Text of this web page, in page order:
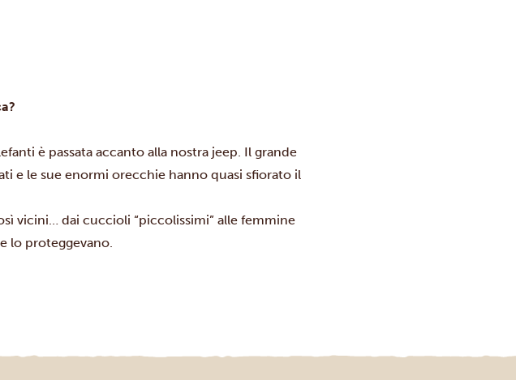
è passata accanto alla nostra jeep. Il grande
e le sue enormi orecchie hanno quasi sfiorato il
vicini… dai cuccioli “piccolissimi” alle femmine
lo proteggevano.